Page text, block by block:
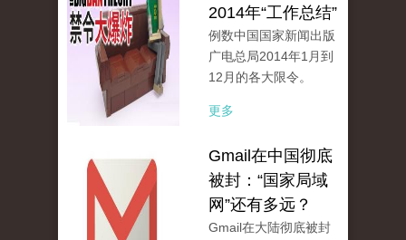
2014年“工作总结”
例数中国国家新闻出版
广电总局2014年1月到
12月的各大限令。
更多
Gmail在中国彻底
被封：“国家局域
网”还有多远？
Gmail在大陆彻底被封